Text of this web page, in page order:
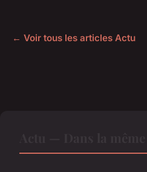
← Voir tous les articles Actu